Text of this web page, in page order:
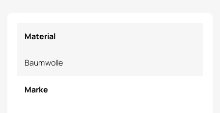
Material
Baumwolle
Marke